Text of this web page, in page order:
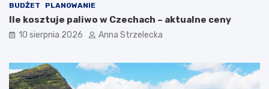
j
i
BUDŻET PLANOWANIE
Ile kosztuje paliwo w Czechach – aktualne ceny
10 sierpnia 2026 Anna Strzelecka